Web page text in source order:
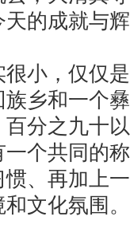
的成就与
，仅仅是
乡和一个
分之九十
个共同的
、再加上
文化氛围。